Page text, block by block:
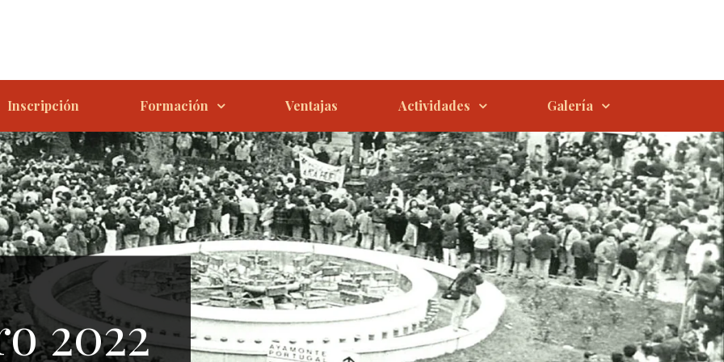
Inscripción Formación Ventajas Actividades Galería
2022